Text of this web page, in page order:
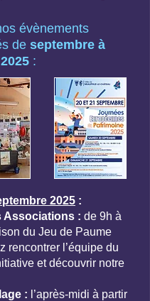
évènements
de septembre à
:
2025 :
Associations : de 9h à
du Jeu de Paume
rencontrer l’équipe du
et découvrir notre
: l’après-midi à partir